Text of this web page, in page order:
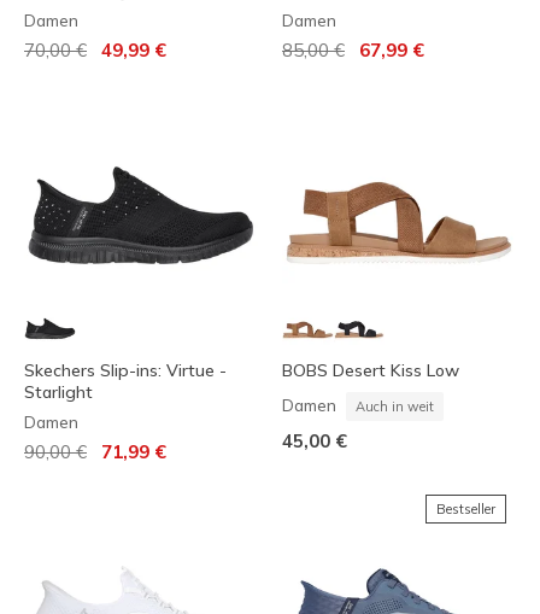
Damen
Reduziert von
70,00 € auf
49,99 €
Damen
Reduziert von
85,00 € auf
67,99 €
Skechers Slip-ins: Virtue -
Starlight
Damen
Reduziert von
90,00 € auf
71,99 €
BOBS Desert Kiss Low
Damen Auch in weit
45,00 €
Bestseller